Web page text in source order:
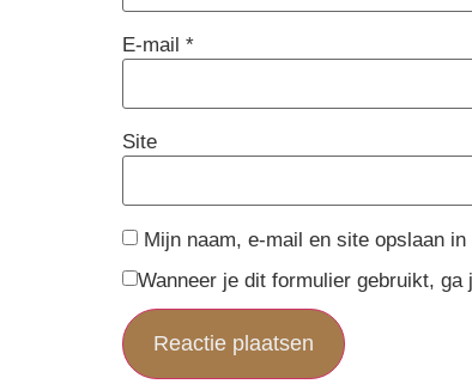
E-mail *
Site
Mijn naam, e-mail en site opslaan
Wanneer je dit formulier gebruikt,